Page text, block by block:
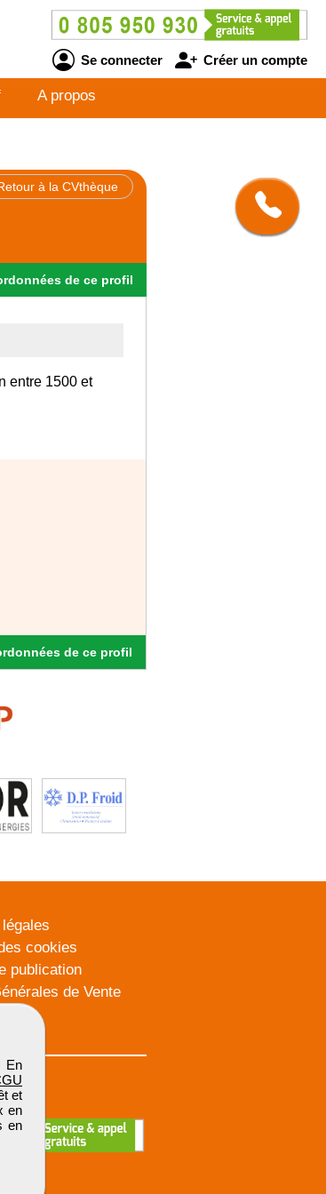
Se connecter Créer un compte
A propos
à la CVthèque
de ce profil
entre 1500 et
de ce profil
En
et
en
en
cookies
publication
de Vente